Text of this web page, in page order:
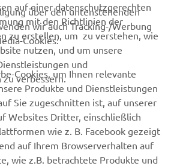
auf einer datenschutzgerechten
mit den Richtlinien der
zu erstellen, um zu verstehen, wie
nutzen, und um unsere
und
verbessern.
über den untenstehenden
wir auch Tracking-/Werbung
Cookies:
Cookies, um Ihnen relevante
Produkte und Dienstleistungen
Sie zugeschnitten ist, auf unserer
Websites Dritter, einschließlich
wie z. B. Facebook gezeigt
auf Ihrem Browserverhalten auf
wie z.B. betrachtete Produkte und